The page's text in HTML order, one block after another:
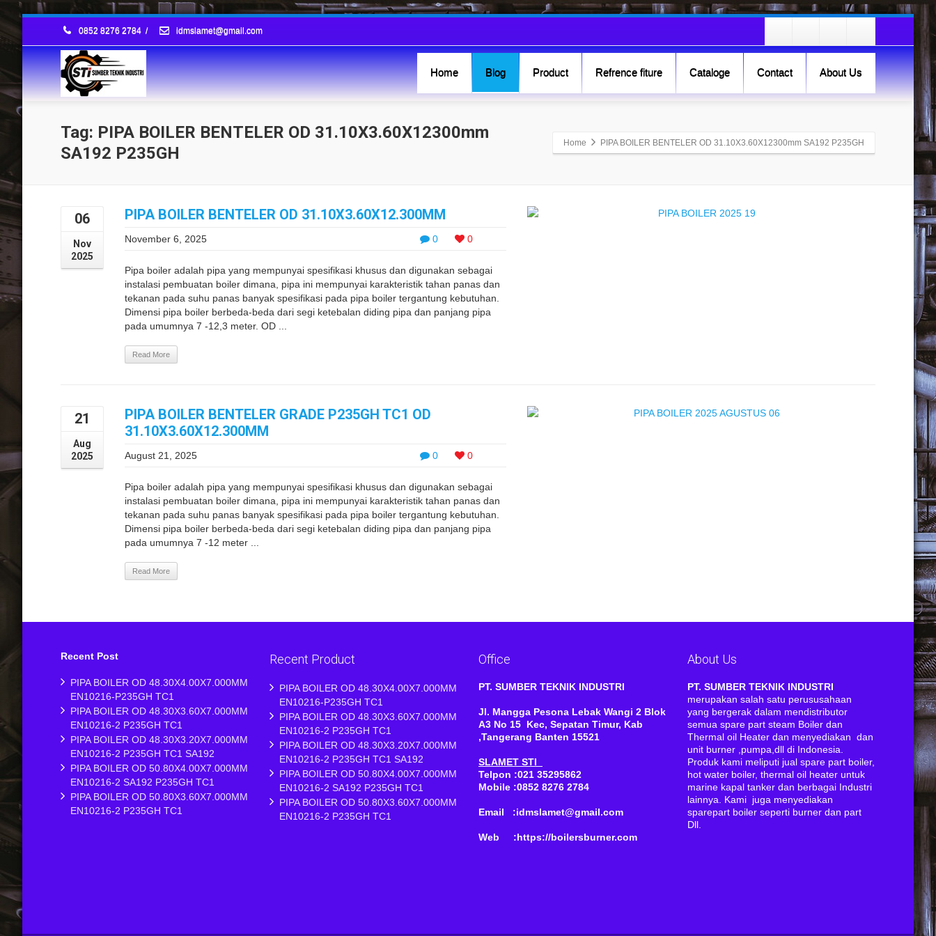
0852 8276 2784 / idmslamet@gmail.com
Home Blog Product Refrence fiture Cataloge Contact About Us
Tag: PIPA BOILER BENTELER OD 31.10X3.60X12300mm
SA192 P235GH
Home PIPA BOILER BENTELER OD 31.10X3.60X12300mm SA192 P235GH
06
Nov
2025
PIPA BOILER BENTELER OD 31.10X3.60X12.300MM
0 0
November 6, 2025
Pipa boiler adalah pipa yang mempunyai spesifikasi khusus dan digunakan sebagai
instalasi pembuatan boiler dimana, pipa ini mempunyai karakteristik tahan panas dan
tekanan pada suhu panas banyak spesifikasi pada pipa boiler tergantung kebutuhan.
Dimensi pipa boiler berbeda-beda dari segi ketebalan diding pipa dan panjang pipa
pada umumnya 7 -12,3 meter. OD ...
Read More
21
Aug
2025
PIPA BOILER BENTELER GRADE P235GH TC1 OD
31.10X3.60X12.300MM
0 0
August 21, 2025
Pipa boiler adalah pipa yang mempunyai spesifikasi khusus dan digunakan sebagai
instalasi pembuatan boiler dimana, pipa ini mempunyai karakteristik tahan panas dan
tekanan pada suhu panas banyak spesifikasi pada pipa boiler tergantung kebutuhan.
Dimensi pipa boiler berbeda-beda dari segi ketebalan diding pipa dan panjang pipa
pada umumnya 7 -12 meter ...
Read More
Recent Post
PIPA BOILER OD 48.30X4.00X7.000MM
EN10216-P235GH TC1
PIPA BOILER OD 48.30X3.60X7.000MM
EN10216-2 P235GH TC1
PIPA BOILER OD 48.30X3.20X7.000MM
EN10216-2 P235GH TC1 SA192
PIPA BOILER OD 50.80X4.00X7.000MM
EN10216-2 SA192 P235GH TC1
PIPA BOILER OD 50.80X3.60X7.000MM
EN10216-2 P235GH TC1
Recent Product
PIPA BOILER OD 48.30X4.00X7.000MM
EN10216-P235GH TC1
PIPA BOILER OD 48.30X3.60X7.000MM
EN10216-2 P235GH TC1
PIPA BOILER OD 48.30X3.20X7.000MM
EN10216-2 P235GH TC1 SA192
PIPA BOILER OD 50.80X4.00X7.000MM
EN10216-2 SA192 P235GH TC1
PIPA BOILER OD 50.80X3.60X7.000MM
EN10216-2 P235GH TC1
Office
PT. SUMBER TEKNIK INDUSTRI
Jl. Mangga Pesona Lebak Wangi 2 Blok
A3 No 15 Kec, Sepatan Timur, Kab
,Tangerang Banten 15521
SLAMET STI
Telpon :021 35295862
Mobile :0852 8276 2784
Email :idmslamet@gmail.com
Web :https://boilersburner.com
About Us
PT. SUMBER TEKNIK INDUSTRI
merupakan salah satu perususahaan
yang bergerak dalam mendistributor
semua spare part steam Boiler dan
Thermal oil Heater dan menyediakan dan
unit burner ,pumpa,dll di Indonesia.
Produk kami meliputi jual spare part boiler,
hot water boiler, thermal oil heater untuk
marine kapal tanker dan berbagai Industri
lainnya. Kami juga menyediakan
sparepart boiler seperti burner dan part
Dll.